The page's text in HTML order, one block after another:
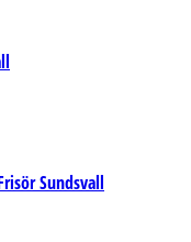
Sundsvall